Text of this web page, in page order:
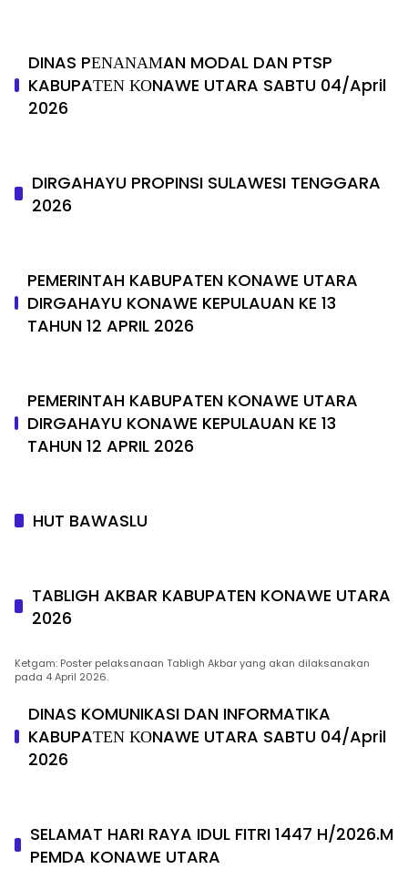
DINAS PΕΝΑΝΑΜAN MODAL DAN PTSP
KABUPAΤΕΝ ΚΟNAWE UTARA SABTU 04/April
2026
DIRGAHAYU PROPINSI SULAWESI TENGGARA
2026
PEMERINTAH KABUPATEN KONAWE UTARA
DIRGAHAYU KONAWE KEPULAUAN KE 13
TAHUN 12 APRIL 2026
PEMERINTAH KABUPATEN KONAWE UTARA
DIRGAHAYU KONAWE KEPULAUAN KE 13
TAHUN 12 APRIL 2026
HUT BAWASLU
TABLIGH AKBAR KABUPATEN KONAWE UTARA
2026
Ketgam: Poster pelaksanaan Tabligh Akbar yang akan dilaksanakan
pada 4 April 2026.
DINAS KOMUNIKASI DAN INFORMATIKA
KABUPAΤΕΝ ΚΟNAWE UTARA SABTU 04/April
2026
SELAMAT HARI RAYA IDUL FITRI 1447 H/2026.M
PEMDA KONAWE UTARA